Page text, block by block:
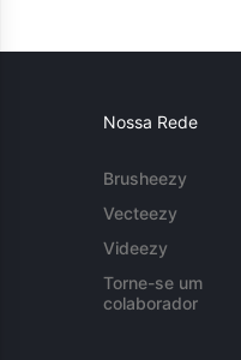
Nossa Rede
Brusheezy
Vecteezy
Videezy
Torne-se um
colaborador